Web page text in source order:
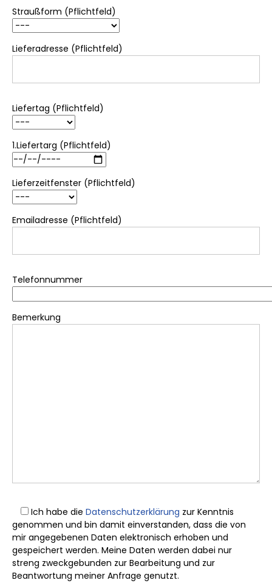
Straußform (Pflichtfeld)
Lieferadresse (Pflichtfeld)
Liefertag (Pflichtfeld)
1.Liefertarg (Pflichtfeld)
Lieferzeitfenster (Pflichtfeld)
Emailadresse (Pflichtfeld)
Telefonnummer
Bemerkung
Ich habe die Datenschutzerklärung zur Kenntnis
genommen und bin damit einverstanden, dass die von
mir angegebenen Daten elektronisch erhoben und
gespeichert werden. Meine Daten werden dabei nur
streng zweckgebunden zur Bearbeitung und zur
Beantwortung meiner Anfrage genutzt.